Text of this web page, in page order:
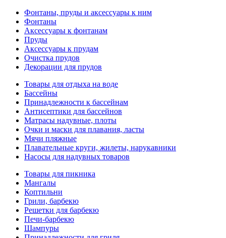
Фонтаны, пруды и аксессуары к ним
Фонтаны
Аксессуары к фонтанам
Пруды
Аксессуары к прудам
Очистка прудов
Декорации для прудов
Товары для отдыха на воде
Бассейны
Принадлежности к бассейнам
Антисептики для бассейнов
Матраcы надувные, плоты
Очки и маски для плавания, ласты
Мячи пляжные
Плавательные круги, жилеты, нарукавники
Насосы для надувных товаров
Товары для пикника
Мангалы
Коптильни
Грили, барбекю
Решетки для барбекю
Печи-барбекю
Шампуры